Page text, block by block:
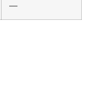
—